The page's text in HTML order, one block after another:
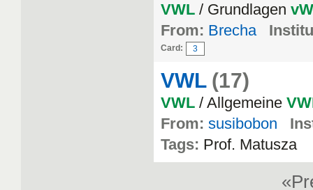
VWL / Grundlagen
From: Brecha
Card: 3
VWL (17)
VWL / Allgemeine
From: susibobon
Tags: Prof. Matusza